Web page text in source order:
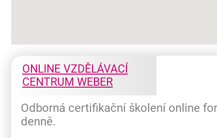
ONLINE VZDĚLÁVACÍ
CENTRUM WEBER
Odborná certifikační školení online
denně.